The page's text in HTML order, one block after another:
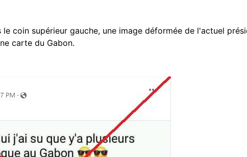
coin supérieur gauche, une image déformée de l'actuel
carte du Gabon.